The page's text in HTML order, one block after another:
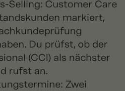
Selling: Customer Care
markiert,
Du prüfst, ob der
(CCI) als nächster
rufst an.
Zwei